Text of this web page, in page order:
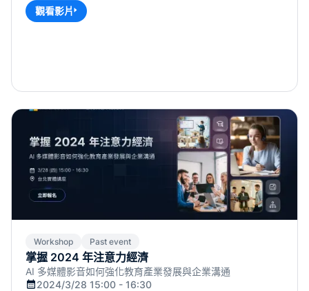
觀看影片
Workshop Past event
掌握 2024 年注意力經濟
AI 多媒體影音如何強化教育產業發展與企業溝通
2024/3/28 15:00 - 16:30